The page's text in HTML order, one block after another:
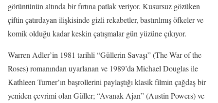
görüntünün altında bir fırtına patlak veriyor. Kusursuz gözüken
çiftin çatırdayan ilişkisinde gizli rekabetler, bastırılmış öfkeler ve
komik olduğu kadar keskin çatışmalar gün yüzüne çıkıyor.
Warren Adler’in 1981 tarihli “Güllerin Savaşı” (The War of the
Roses) romanından uyarlanan ve 1989’da Michael Douglas ile
Kathleen Turner’ın başrollerini paylaştığı klasik filmin çağdaş bir
yeniden çevrimi olan Güller; “Avanak Ajan” (Austin Powers) ve